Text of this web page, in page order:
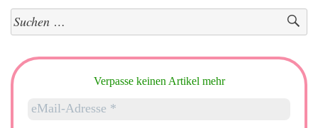
Suchen
nach:
Verpasse keinen Artikel mehr